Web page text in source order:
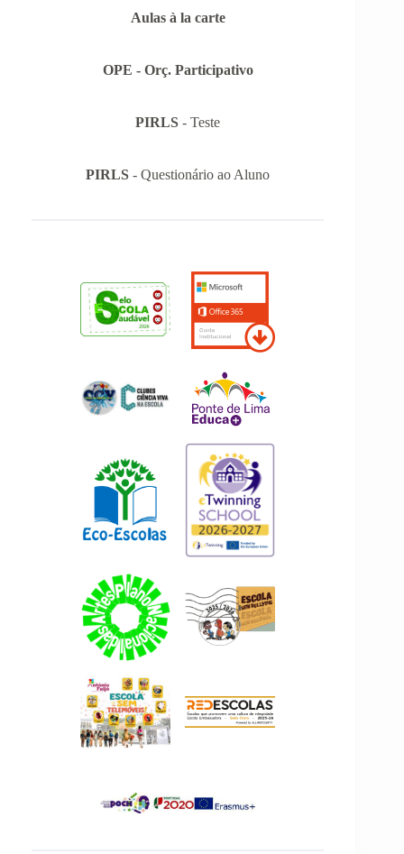
Aulas à la carte
OPE - Orç. Participativo
PIRLS - Teste
PIRLS - Questionário ao Aluno